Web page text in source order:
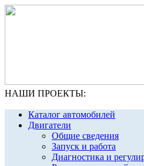
НАШИ ПРОЕКТЫ:
Каталог автомобилей
Двигатели
Общие сведения
Запуск и работа
Диагностика и